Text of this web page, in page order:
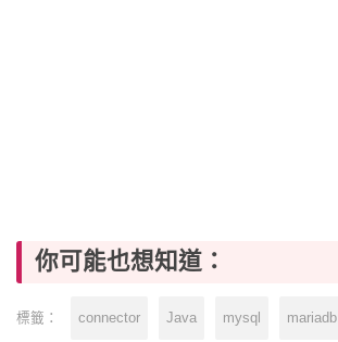
你可能也想知道：
標籤： connector Java mysql mariadb